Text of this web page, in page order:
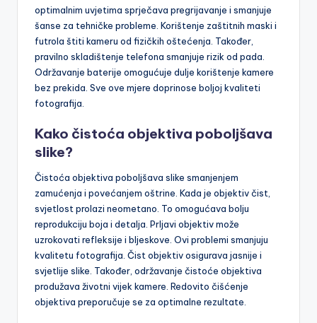
optimalnim uvjetima sprječava pregrijavanje i smanjuje
šanse za tehničke probleme. Korištenje zaštitnih maski i
futrola štiti kameru od fizičkih oštećenja. Također,
pravilno skladištenje telefona smanjuje rizik od pada.
Održavanje baterije omogućuje dulje korištenje kamere
bez prekida. Sve ove mjere doprinose boljoj kvaliteti
fotografija.
Kako čistoća objektiva poboljšava
slike?
Čistoća objektiva poboljšava slike smanjenjem
zamućenja i povećanjem oštrine. Kada je objektiv čist,
svjetlost prolazi neometano. To omogućava bolju
reprodukciju boja i detalja. Prljavi objektiv može
uzrokovati refleksije i bljeskove. Ovi problemi smanjuju
kvalitetu fotografija. Čist objektiv osigurava jasnije i
svjetlije slike. Također, održavanje čistoće objektiva
produžava životni vijek kamere. Redovito čišćenje
objektiva preporučuje se za optimalne rezultate.